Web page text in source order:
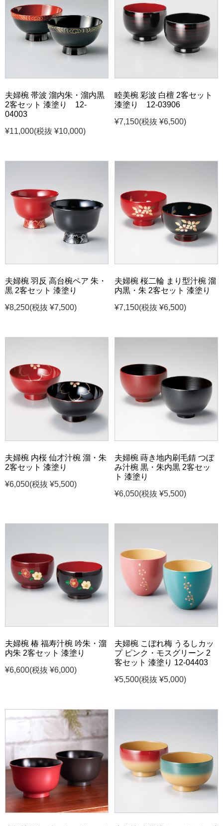
夫婦椀 帯波 溜内朱・溜内黒
2客セット 漆塗り 12-
04003
¥11,000(税抜 ¥10,000)
睦美椀 彩波 白檀 2客セット
漆塗り 12-03906
¥7,150(税抜 ¥6,500)
夫婦椀 羽反 高台椀ペア 朱・
黒 2客セット 漆塗り
¥8,250(税抜 ¥7,500)
夫婦椀 桜二輪 まり型汁椀 溜
内黒・朱 2客セット 漆塗り
¥7,150(税抜 ¥6,500)
夫婦椀 内桜 仙才汁椀 溜・朱
2客セット 漆塗り
¥6,050(税抜 ¥5,500)
夫婦椀 蒔き地内刷毛錆 つぼ
み汁椀 黒・朱内黒 2客セッ
ト 漆塗り
¥6,050(税抜 ¥5,500)
夫婦椀 椿 福寿汁椀 吟朱・溜
内朱 2客セット 漆塗り
¥6,600(税抜 ¥6,000)
夫婦椀 こぼれ梅 うるしカッ
プ ピンク・モスグリーン 2
客セット 漆塗り 12-04403
¥5,500(税抜 ¥5,000)